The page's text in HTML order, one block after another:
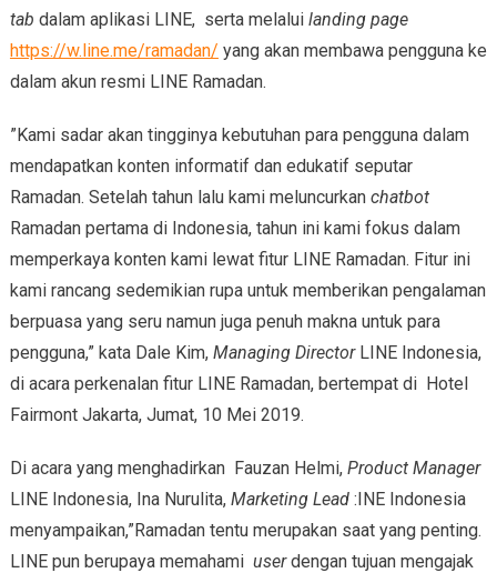
tab dalam aplikasi LINE, serta melalui landing page
https://w.line.me/ramadan/ yang akan membawa pengguna ke
dalam akun resmi LINE Ramadan.
”Kami sadar akan tingginya kebutuhan para pengguna dalam
mendapatkan konten informatif dan edukatif seputar
Ramadan. Setelah tahun lalu kami meluncurkan chatbot
Ramadan pertama di Indonesia, tahun ini kami fokus dalam
memperkaya konten kami lewat fitur LINE Ramadan. Fitur ini
kami rancang sedemikian rupa untuk memberikan pengalaman
berpuasa yang seru namun juga penuh makna untuk para
pengguna,” kata Dale Kim, Managing DirectorLINE Indonesia,
di acara perkenalan fitur LINE Ramadan, bertempat di Hotel
Fairmont Jakarta, Jumat, 10 Mei 2019.
Di acara yang menghadirkan Fauzan Helmi, Product Manager
LINE Indonesia, Ina Nurulita, Marketing Lead :INE Indonesia
menyampaikan,”Ramadan tentu merupakan saat yang penting.
LINE pun berupaya memahami userdengan tujuan mengajak